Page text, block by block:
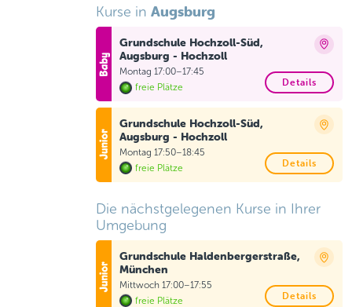
Kurse in Augsburg
Grundschule Hochzoll-Süd,
Augsburg - Hochzoll
Montag 17:00–17:45
freie Plätze
Details
Grundschule Hochzoll-Süd,
Augsburg - Hochzoll
Montag 17:50–18:45
freie Plätze
Details
Die nächstgelegenen Kurse in Ihrer
Umgebung
Grundschule Haldenbergerstraße,
München
Mittwoch 17:00–17:55
freie Plätze
Details